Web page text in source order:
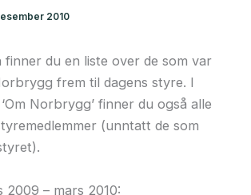
2010
finner du en liste over de som var
frem til dagens styre. I
Norbrygg’ finner du også alle
(unntatt de som
– mars 2010: